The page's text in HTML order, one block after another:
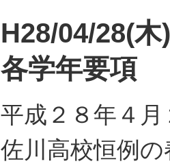
H28/04/28(
各学年要項
平成２８年４
佐川高校恒例